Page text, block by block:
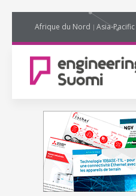
Afrique du Nord Asia-Pacific